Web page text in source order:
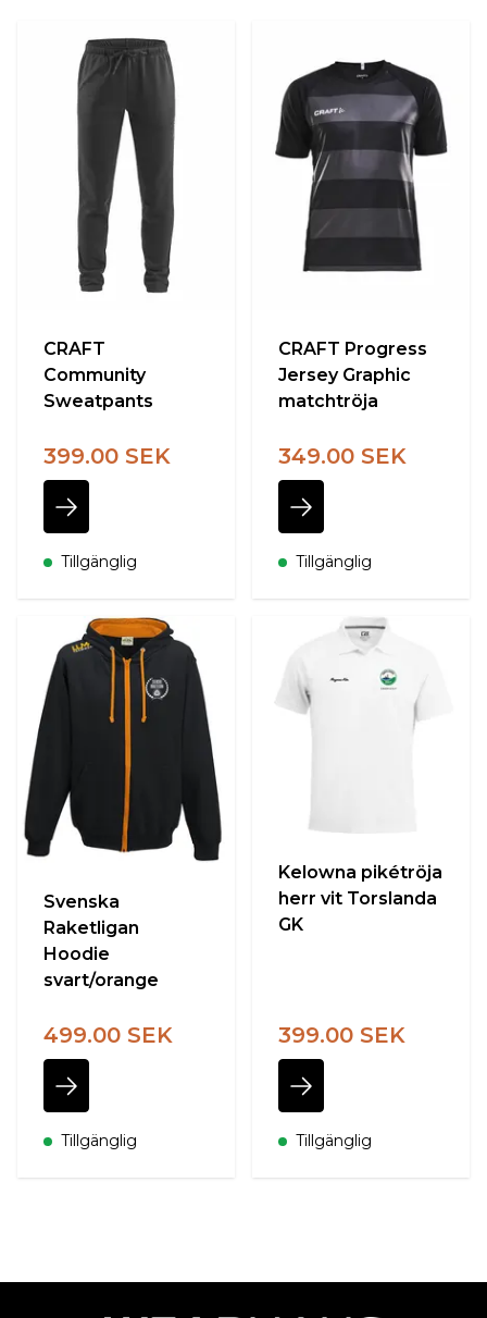
CRAFT
Community
Sweatpants
399.00 SEK
Tillgänglig
CRAFT Progress
Jersey Graphic
matchtröja
349.00 SEK
Tillgänglig
Svenska
Raketligan
Hoodie
svart/orange
499.00 SEK
Tillgänglig
Kelowna pikétröja
herr vit Torslanda
GK
399.00 SEK
Tillgänglig